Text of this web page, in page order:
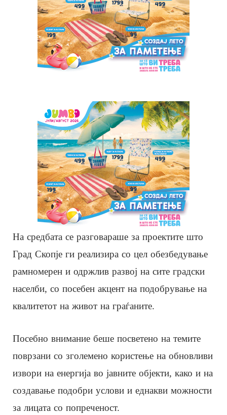
На средбата се разговараше за проектите што
Град Скопје ги реализира со цел обезбедување
рамномерен и одржлив развој на сите градски
населби, со посебен акцент на подобрување на
квалитетот на живот на граѓаните.
Посебно внимание беше посветено на темите
поврзани со зголемено користење на обновливи
извори на енергија во јавните објекти, како и на
создавање подобри услови и еднакви можности
за лицата со попреченост.